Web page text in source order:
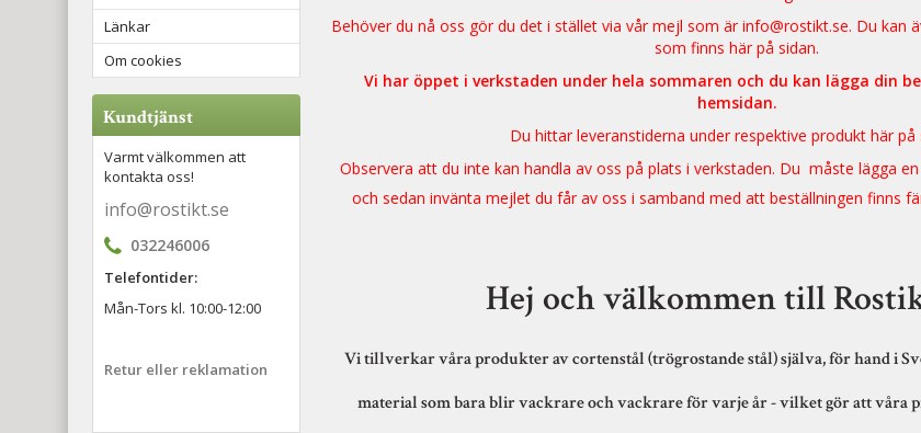
Länkar
Om cookies
Kundtjänst
Varmt välkommen att
kontakta oss!
info@rostikt.se
032246006
Telefontider:
Mån-Tors kl. 10:00-12:00
Retur eller reklamation
Behöver du nå oss gör du det i stället via vår mejl som är info@rostikt.se. Du kan
som finns här på sidan.
Vi har öppet i verkstaden under hela sommaren och du kan lägga din
hemsidan.
Du hittar leveranstiderna under respektive produkt här på
Observera att du inte kan handla av oss på plats i verkstaden. Du måste lägga
och sedan invänta mejlet du får av oss i samband med att beställningen finns
Hej och välkommen till
Vi tillverkar våra produkter av cortenstål (trögrostande stål) själva, för hand i
material som bara blir vackrare och vackrare för varje år - vilket gör att våra